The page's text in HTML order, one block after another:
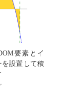
要素とイ
設置して積